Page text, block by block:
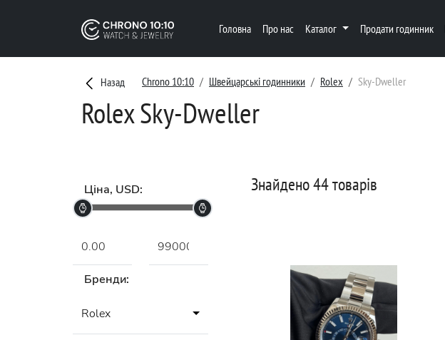
Головна Про нас Каталог Продати годинник
Назад Chrono 10:10 Швейцарські годинники Rolex Sky-Dweller
Rolex Sky-Dweller
Ціна, USD:
Бренди:
Rolex
Знайдено 44 товарів